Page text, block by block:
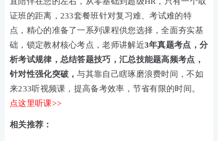
证班的距离，233套餐班针对复习难、考试难的特
点，精心的准备了一系列课程供您选择，全面夯实基
础，锁定教材核心考点，老师讲解近3年真题考点，分
析考试规律，总结答题技巧，汇总技能题高频考点 ，
针对性强化突破，与其靠自己瞎琢磨浪费时间，不如
来233听视频课，提高备考效率，节省有限的时间。
点这里听课>>
相关推荐：